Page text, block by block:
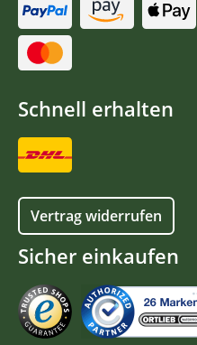
Schnell erhalten
Vertrag widerrufen
Sicher einkaufen